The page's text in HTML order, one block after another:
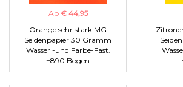
Ab € 44,95
Orange sehr stark MG
Seidenpapier 30 Gramm
Wasser -und Farbe-Fast.
±890 Bogen